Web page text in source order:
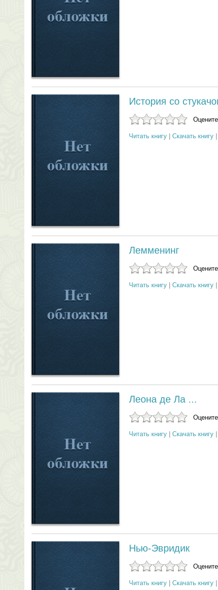
История со
Читать книгу Скачать книгу
Лемменинг
Читать книгу Скачать книгу
Леона де Ла ...
Читать книгу Скачать книгу
Нью-Эвридик
Читать книгу Скачать книгу